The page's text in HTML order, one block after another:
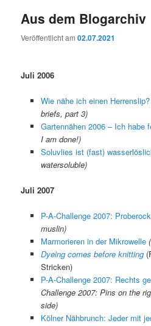
Aus dem Blogarchiv
Veröffentlicht am02.07.2021
Juli 2006
Wie nähe ich einen
briefs, part 3)
Gartennähen 2006 – Ich habe
I am done!)
Soluvlies ist (fast)
watersoluble)
Juli 2007
P-A-Challenge 2007: Proberock
muslin)
Marmorieren in der Mikrowelle
Dyeing comes before knitting
Stricken)
P-A-Challenge 2007: Rechts
Challenge 2007: Pins on the
side)
Kölner Nähbrunch: Jeder mit